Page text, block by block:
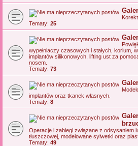
Tematy: 25
wypełniaczy czasowych i stałych, korium,
implantów silikonowych, lifting ust za
nosem.
Tematy: 73
implantów oraz tkanek własnych.
Tematy: 8
Operacje i zabiegi związane z odsysaniem
tłuszczowej, modelowane sylwetki oraz
Tematy: 49